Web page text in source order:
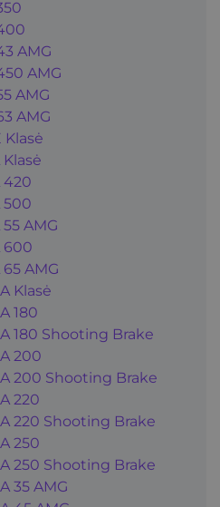
AMG
AMG
AMG
AMG
Klasė
420
500
AMG
600
AMG
Klasė
180
180 Shooting Brake
200
200 Shooting Brake
220
220 Shooting Brake
250
250 Shooting Brake
35 AMG